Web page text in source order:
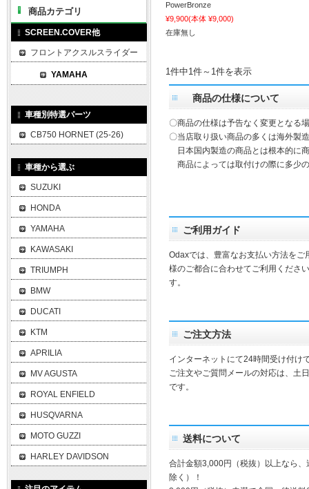
PowerBronze
¥9,900(本体 ¥9,000)
在庫無し
1件中1件～1件を表示
商品の仕様について
〇商品の仕様は予告なく変更となる
〇当店取り扱い商品の多くは海外製
日本国内製造の商品とは根本的に
商品によっては取付けの際に多少
ご利用ガイド
Odaxでは、豊富なお支払い方法を
様のご都合に合わせてご利用くださ
す。
ご注文方法
インターネットにて24時間受け付け
ご注文やご質問メールの対応は、土
です。
送料について
合計金額3,000円（税抜）以上なら
除く）！
商品カテゴリ
SCREEN.COVER他
フロントアクスルスライダー
YAMAHA
車種別特選パーツ
CB750 HORNET (25-26)
車種から選ぶ
SUZUKI
HONDA
YAMAHA
KAWASAKI
TRIUMPH
BMW
DUCATI
KTM
APRILIA
MV AGUSTA
ROYAL ENFIELD
HUSQVARNA
MOTO GUZZI
HARLEY DAVIDSON